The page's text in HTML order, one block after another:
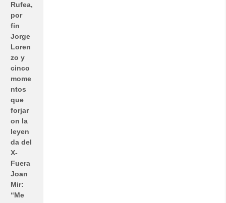
Rufea,
por
fin
Jorge
Loren
zo y
cinco
mome
ntos
que
forjar
on la
leyen
da del
X-
Fuera
Joan
Mir:
“Me